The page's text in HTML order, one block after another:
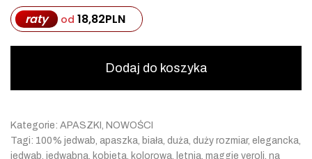
raty od 18,82PLN
Dodaj do koszyka
Kategorie: APASZKI NOWOŚCI
Tagi: 100% jedwab apaszka biała duża duży rozmiar, elegancka
jedwab jedwabna kobieta kolorowa letnia maggie veroli na